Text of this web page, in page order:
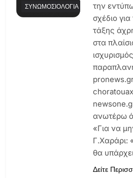
ΣΥΝΩΜΟΣΙΟΛΟΓΊΑ
την
σχέδιο
τάξης
στα
ανωτέρω
«Για να
Γ.Χαράρι:
θα
Δείτε